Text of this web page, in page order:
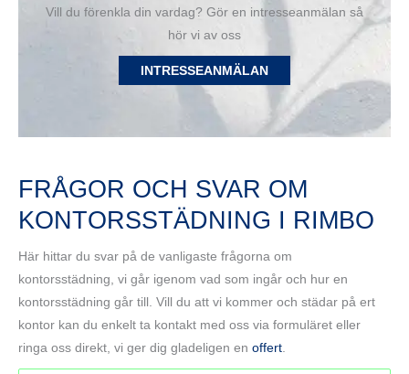
Vill du förenkla din vardag? Gör en intresseanmälan så
hör vi av oss
INTRESSEANMÄLAN
FRÅGOR OCH SVAR OM
KONTORSSTÄDNING I RIMBO
Här hittar du svar på de vanligaste frågorna om
kontorsstädning, vi går igenom vad som ingår och hur en
kontorsstädning går till. Vill du att vi kommer och städar på ert
kontor kan du enkelt ta kontakt med oss via formuläret eller
ringa oss direkt, vi ger dig gladeligen en offert.